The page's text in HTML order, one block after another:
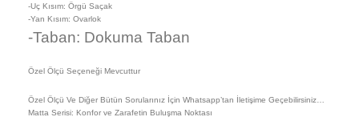
-Uç Kısım: Örgü Saçak
-Yan Kısım: Ovarlok
-Taban: Dokuma Taban
Özel Ölçü Seçeneği Mevcuttur
Özel Ölçü Ve Diğer Bütün Sorularınız İçin Whatsapp’tan İletişime Geçebilirsiniz…
Matta Serisi: Konfor ve Zarafetin Buluşma Noktası